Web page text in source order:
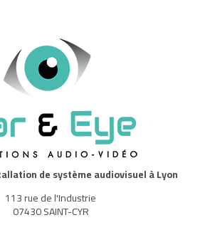
de système audiovisuel à Lyon
113 rue de l'Industrie
07430 SAINT-CYR